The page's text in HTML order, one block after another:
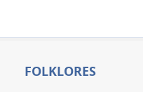
FOLKLORES